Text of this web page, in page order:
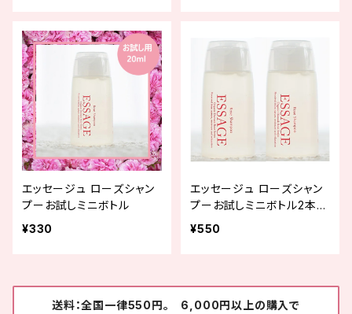
エッセージュ ローズシャン
プーお試しミニボトル
¥330
エッセージュ ローズシャン
プーお試しミニボトル2本セ
ット
¥550
送料：全国一律550円。 6,000円以上の購入で